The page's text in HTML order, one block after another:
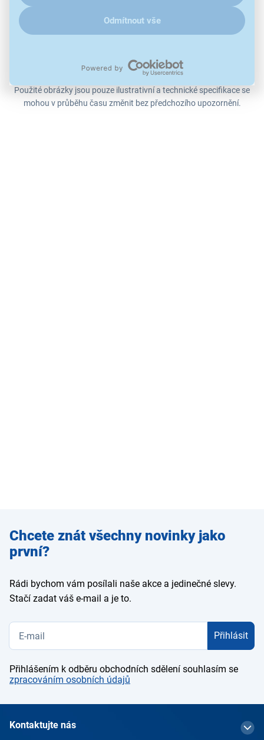
Odmítnout vše
Počet LED: 15
Napájení 3x AA
Pro vnitřní použití
Krytí: IP 20
Použité obrázky jsou pouze ilustrativní a technické specifikace se
mohou v průběhu času změnit bez předchozího upozornění.
Zadejte
e-mail
Chcete znát všechny novinky jako
první?
Rádi bychom vám posílali naše akce a jedinečné slevy.
Stačí zadat váš e-mail a je to.
Přihlásit
Přihlášením k odběru obchodních sdělení souhlasím se
zpracováním osobních údajů
Kontaktujte nás